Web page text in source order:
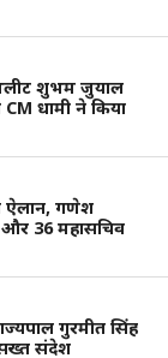
शुभम जुयाल
धामी ने किया
ऐलान, गणेश
और 36 महासचिव
गुरमीत सिंह
सख्त संदेश